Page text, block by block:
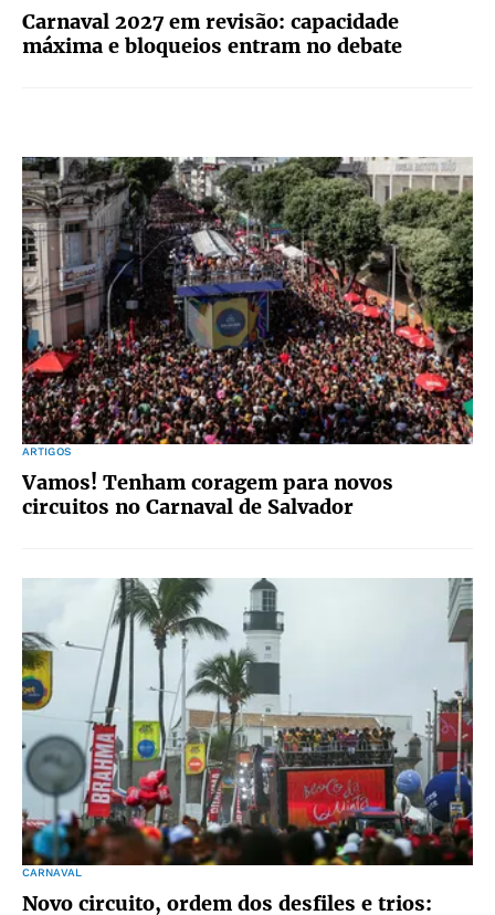
Carnaval 2027 em revisão: capacidade
máxima e bloqueios entram no debate
ARTIGOS
Vamos! Tenham coragem para novos
circuitos no Carnaval de Salvador
CARNAVAL
Novo circuito, ordem dos desfiles e trios: